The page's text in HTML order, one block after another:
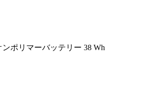
ポリマーバッテリー 38 Wh